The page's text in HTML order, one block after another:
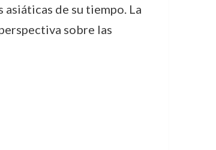
de su tiempo. La
sobre las